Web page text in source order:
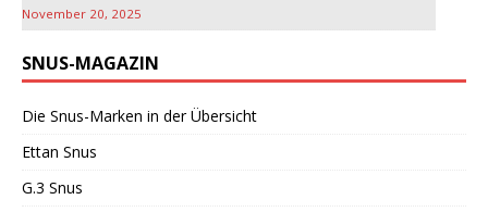
November 20, 2025
SNUS-MAGAZIN
Die Snus-Marken in der Übersicht
Ettan Snus
G.3 Snus